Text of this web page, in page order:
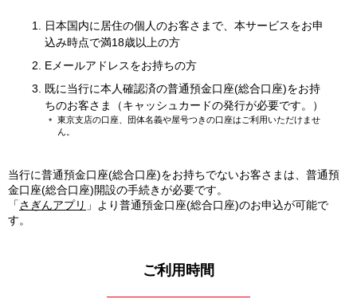
日本国内に居住の個人のお客さまで、本サービスをお申
込み時点で満18歳以上の方
Eメールアドレスをお持ちの方
既に当行に本人確認済の普通預金口座(総合口座)をお持
ちのお客さま（キャッシュカードの発行が必要です。）
東京支店の口座、団体名義や屋号つきの口座はご利用いただけませ
ん。
当行に普通預金口座(総合口座)をお持ちでないお客さまは、普通預
金口座(総合口座)開設の手続きが必要です。
「さぎんアプリ 」より普通預金口座(総合口座)のお申込が可能で
す。
ご利用時間